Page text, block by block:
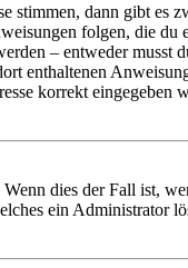
stimmen, dann gibt es
folgen, die
– entweder musst
enthaltenen
korrekt eingegeben
dies der Fall ist,
ein Administrator